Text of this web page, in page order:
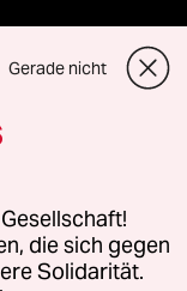
für Genehmigungen
Gerade nicht
die sich gegen
Solidarität.